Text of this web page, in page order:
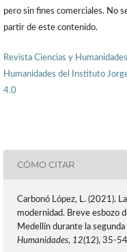
pero sin fines comerciales. No
partir de este contenido.
Revista Ciencias y Humanidades
Humanidades del Instituto
4.0
CÓMO CITAR
Carbonó López, L. (2021).
modernidad. Breve esbozo
Medellín durante la
Humanidades, 12(12), 35-